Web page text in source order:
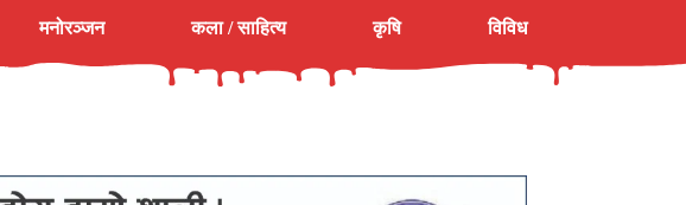
मनोरञ्जन कला / साहित्य कृषि विविध